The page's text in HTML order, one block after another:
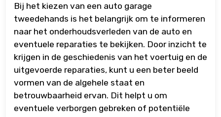
Bij het kiezen van een auto garage
tweedehands is het belangrijk om te informeren
naar het onderhoudsverleden van de auto en
eventuele reparaties te bekijken. Door inzicht te
krijgen in de geschiedenis van het voertuig en de
uitgevoerde reparaties, kunt u een beter beeld
vormen van de algehele staat en
betrouwbaarheid ervan. Dit helpt u om
eventuele verborgen gebreken of potentiële